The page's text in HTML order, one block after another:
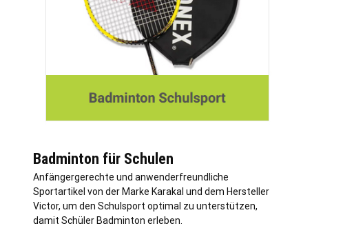
Badminton für Schulen
Anfängergerechte und anwenderfreundliche
Sportartikel von der Marke Karakal und dem Hersteller
Victor, um den Schulsport optimal zu unterstützen,
damit Schüler Badminton erleben.